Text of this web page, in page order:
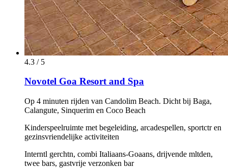
4.3 / 5
Novotel Goa Resort and Spa
Op 4 minuten rijden van Candolim Beach. Dicht bij Baga,
Calangute, Sinquerim en Coco Beach
Kinderspeelruimte met begeleiding, arcadespellen, sportctr en
gezinsvriendelijke activiteiten
Interntl gerchtn, combi Italiaans-Goaans, drijvende mltden,
twee bars, gastvrije verzonken bar